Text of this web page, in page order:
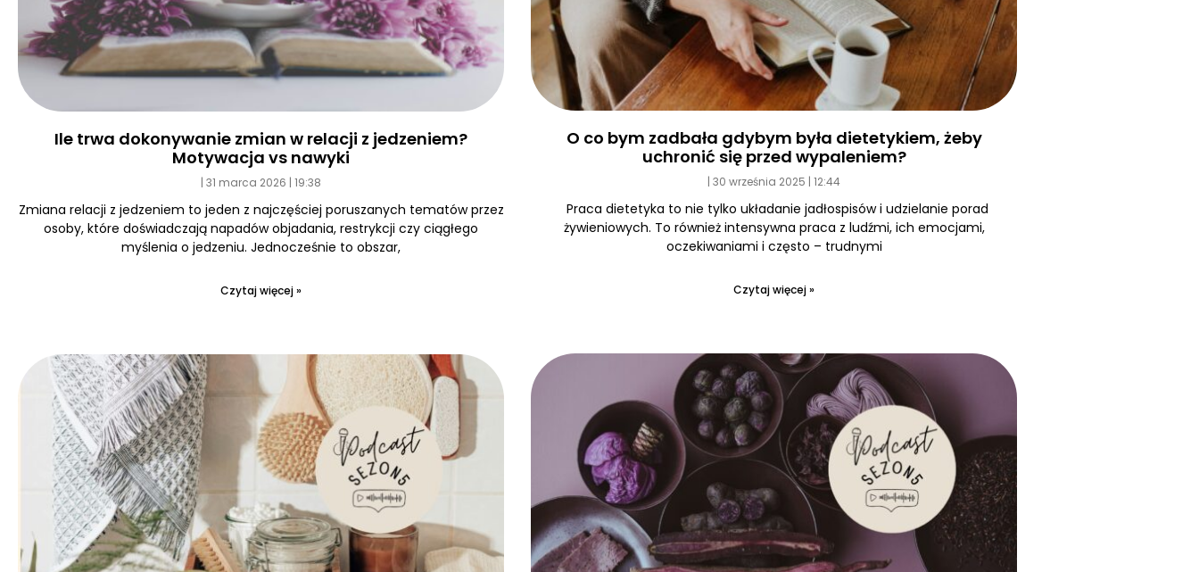
Ile trwa dokonywanie zmian w relacji z jedzeniem?
Motywacja vs nawyki
31 marca 2026 19:38
Zmiana relacji z jedzeniem to jeden z najczęściej poruszanych tematów przez
osoby, które doświadczają napadów objadania, restrykcji czy ciągłego
myślenia o jedzeniu. Jednocześnie to obszar,
Czytaj więcej »
O co bym zadbała gdybym była dietetykiem, żeby
uchronić się przed wypaleniem?
30 września 2025 12:44
Praca dietetyka to nie tylko układanie jadłospisów i udzielanie porad
żywieniowych. To również intensywna praca z ludźmi, ich emocjami,
oczekiwaniami i często – trudnymi
Czytaj więcej »